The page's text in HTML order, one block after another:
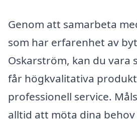
Genom att samarbeta
som har erfarenhet av
Oskarström, kan du vara
får högkvalitativa
professionell service.
alltid att möta dina behov